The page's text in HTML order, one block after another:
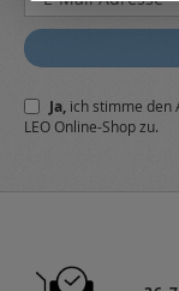
Sie
sich
für
Newsletter
a:
Ja, ich stimme den
LEO Online-Shop zu.